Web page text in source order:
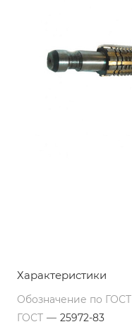
Характеристики
Обозначение по ГОСТ
ГОСТ — 25972-83